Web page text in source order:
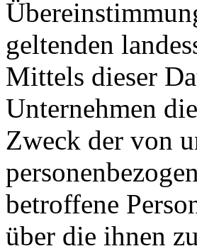
geltenden
Mittels dieser
Unternehmen
Zweck der von
betroffene
über die ihnen